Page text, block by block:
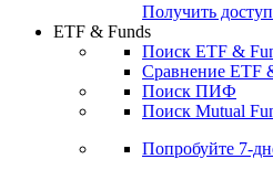
Получить доступ
ETF & Funds
Поиск ETF &
Сравнение ETF
Поиск ПИФ
Поиск Mutual
Попробуйте 7-